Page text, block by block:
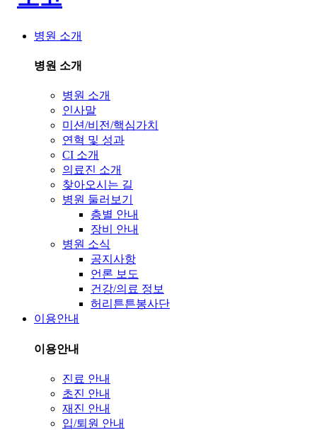
병원 소개
병원 소개
병원 소개
인사말
미션/비전/핵심가치
연혁 및 성과
CI 소개
의료진 소개
찾아오시는 길
병원 둘러보기
층별 안내
장비 안내
병원 소식
공지사항
언론 보도
건강/의료 정보
허리튼튼봉사단
이용안내
이용안내
진료 안내
초진 안내
재진 안내
입/퇴원 안내